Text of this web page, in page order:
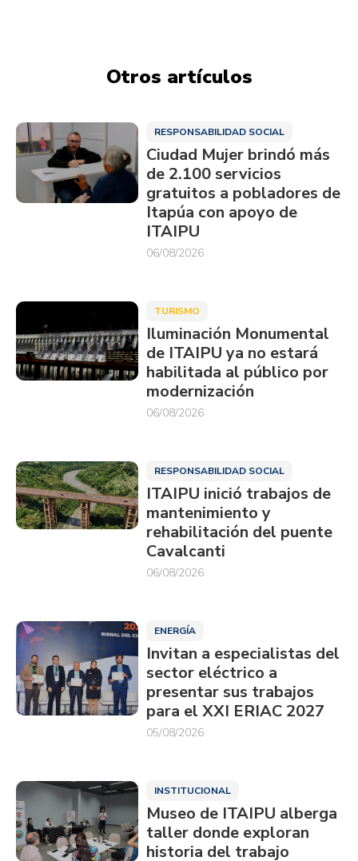
Otros artículos
RESPONSABILIDAD SOCIAL
Ciudad Mujer brindó más
de 2.100 servicios
gratuitos a pobladores de
Itapúa con apoyo de
ITAIPU
06/08/2026
TURISMO
Iluminación Monumental
de ITAIPU ya no estará
habilitada al público por
modernización
06/08/2026
RESPONSABILIDAD SOCIAL
ITAIPU inició trabajos de
mantenimiento y
rehabilitación del puente
Cavalcanti
06/08/2026
ENERGÍA
Invitan a especialistas del
sector eléctrico a
presentar sus trabajos
para el XXI ERIAC 2027
05/08/2026
INSTITUCIONAL
Museo de ITAIPU alberga
taller donde exploran
historia del trabajo